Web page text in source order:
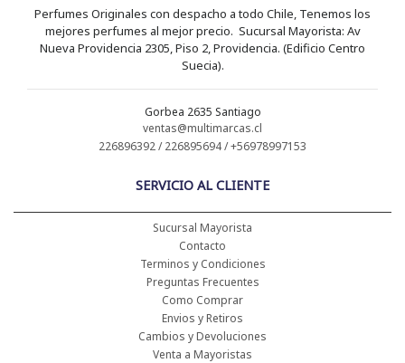
Perfumes Originales con despacho a todo Chile, Tenemos los
mejores perfumes al mejor precio. Sucursal Mayorista: Av
Nueva Providencia 2305, Piso 2, Providencia. (Edificio Centro
Suecia).
Gorbea 2635 Santiago
ventas@multimarcas.cl
226896392 / 226895694 / +56978997153
SERVICIO AL CLIENTE
Sucursal Mayorista
Contacto
Terminos y Condiciones
Preguntas Frecuentes
Como Comprar
Envios y Retiros
Cambios y Devoluciones
Venta a Mayoristas